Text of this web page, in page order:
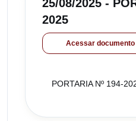
25/08/2025 -
2025
Acessar documento
PORTARIA Nº 194-